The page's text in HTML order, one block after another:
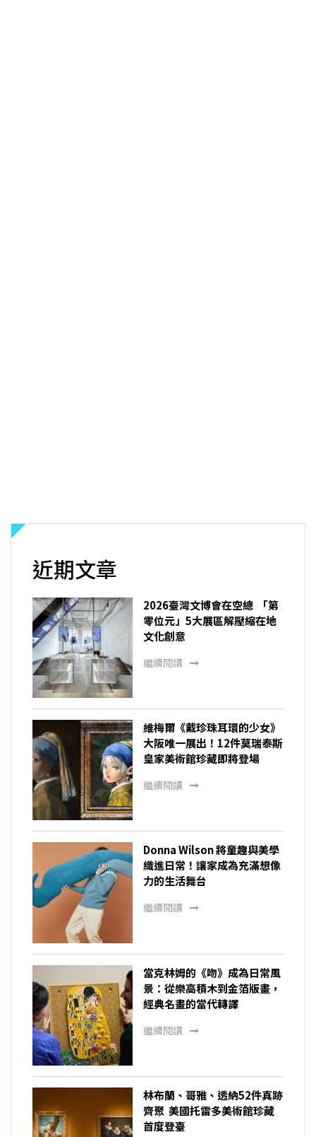
近期文章
2026臺灣文博會在空總 「第
零位元」5大展區解壓縮在地
文化創意
繼續閱讀
維梅爾《戴珍珠耳環的少女》
大阪唯一展出！12件莫瑞泰斯
皇家美術館珍藏即將登場
繼續閱讀
Donna Wilson 將童趣與美學
織進日常！讓家成為充滿想像
力的生活舞台
繼續閱讀
當克林姆的《吻》成為日常風
景：從樂高積木到金箔版畫，
經典名畫的當代轉譯
繼續閱讀
林布蘭、哥雅、透納52件真跡
齊聚 美國托雷多美術館珍藏
首度登臺